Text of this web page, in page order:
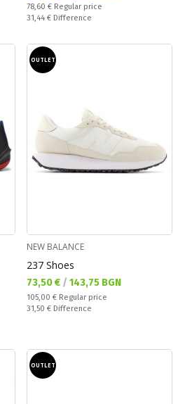
Regular price:
78,60 € Regular price
Спестявате:
31,44 € Difference
OUTLET
NEW BALANCE
237 Shoes
Текуща цена:
73,50 € / 143,75 BGN
Regular price:
105,00 € Regular price
Спестявате:
31,50 € Difference
OUTLET